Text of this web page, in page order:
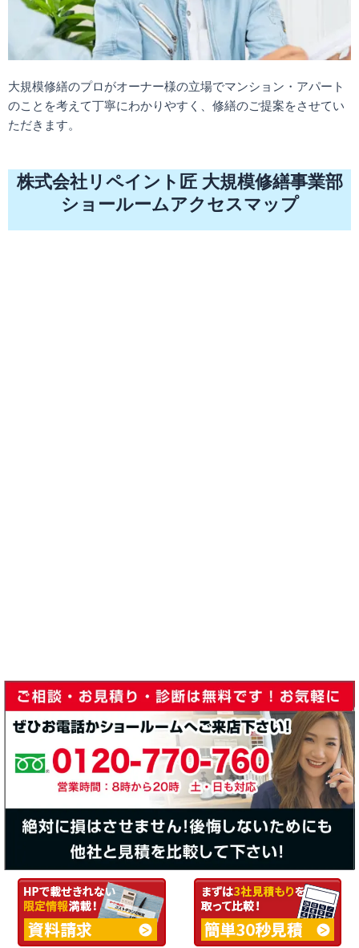
大規模修繕のプロがオーナー様の立場でマンション・アパート
のことを考えて丁寧にわかりやすく、修繕のご提案をさせてい
ただきます。
株式会社リペイント匠 大規模修繕事業部
ショールームアクセスマップ